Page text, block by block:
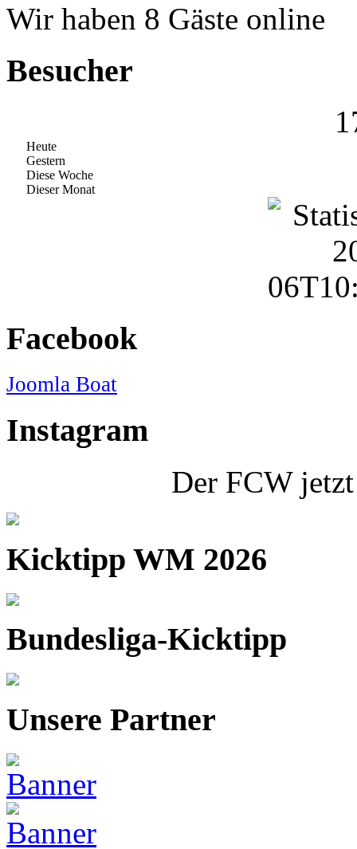
Wir haben 8 Gäste online
Besucher
Heute
Gestern
Diese Woche
Dieser Monat
Facebook
Joomla Boat
Instagram
Der FCW
Kicktipp WM 2026
Bundesliga-Kicktipp
Unsere Partner